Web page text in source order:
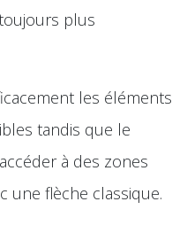
plus
les éléments
tandis que le
à des zones
une flèche classique.